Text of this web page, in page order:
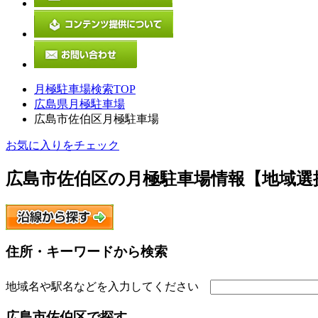
月極駐車場検索TOP
広島県月極駐車場
広島市佐伯区月極駐車場
お気に入りをチェック
広島市佐伯区の月極駐車場情報【地域選
住所・キーワードから検索
地域名や駅名などを入力してください